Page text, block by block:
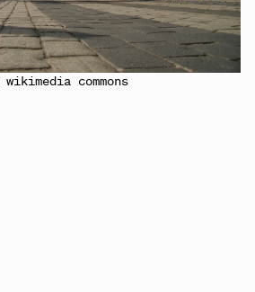
wikimedia commons